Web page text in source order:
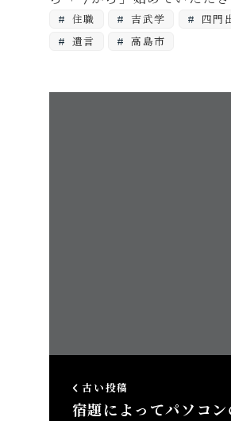
住職 吉武学 四門
遺言
高島市
古い投稿
宿題によってパソコ